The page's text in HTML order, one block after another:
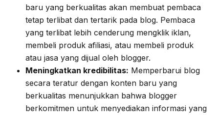
baru yang berkualitas akan membuat pembaca
tetap terlibat dan tertarik pada blog. Pembaca
yang terlibat lebih cenderung mengklik iklan,
membeli produk afiliasi, atau membeli produk
atau jasa yang dijual oleh blogger.
Meningkatkan kredibilitas: Memperbarui blog
secara teratur dengan konten baru yang
berkualitas menunjukkan bahwa blogger
berkomitmen untuk menyediakan informasi yang